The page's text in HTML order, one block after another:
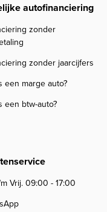
autofinanciering
zonder
zonder jaarcijfers
een marge auto?
een btw-auto?
Vrij. 09:00 - 17:00